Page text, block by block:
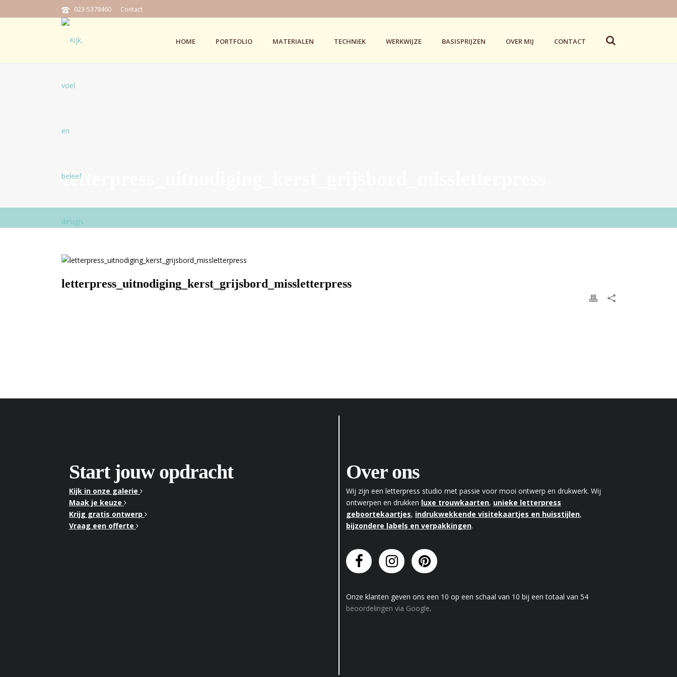
023-5378460 Contact
HOME PORTFOLIO MATERIALEN TECHNIEK WERKWIJZE BASISPRIJZEN OVER MIJ CONTACT
letterpress_uitnodiging_kerst_grijsbord_missletterpress
letterpress_uitnodiging_kerst_grijsbord_missletterpress
Start jouw opdracht
Kijk in onze galerie
Maak je keuze
Krijg gratis ontwerp
Vraag een offerte
Over ons
Wij zijn een letterpress studio met passie voor mooi ontwerp en drukwerk. Wij
ontwerpen en drukken luxe trouwkaarten, unieke letterpress
geboortekaartjes, indrukwekkende visitekaartjes en huisstijlen,
bijzondere labels en verpakkingen.
Onze klanten geven ons een 10 op een schaal van 10 bij een totaal van 54
beoordelingen via Google.